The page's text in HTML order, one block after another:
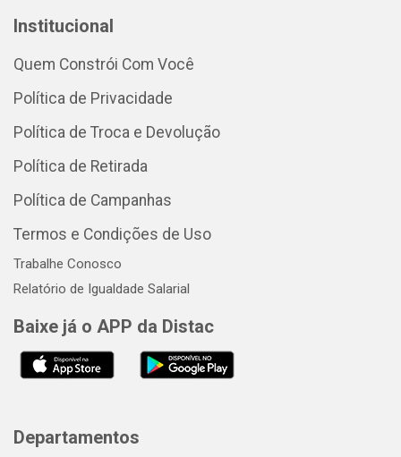
Institucional
Quem Constrói Com Você
Política de Privacidade
Política de Troca e Devolução
Política de Retirada
Política de Campanhas
Termos e Condições de Uso
Trabalhe Conosco
Relatório de Igualdade Salarial
Baixe já o APP da Distac
Departamentos